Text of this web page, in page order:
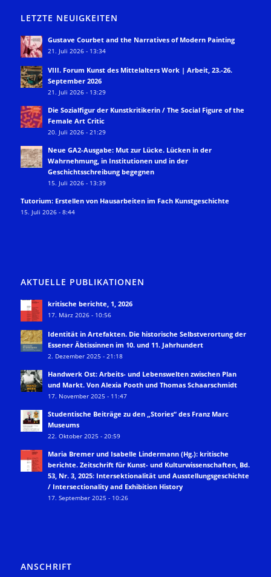
LETZTE NEUIGKEITEN
Gustave Courbet and the Narratives of Modern Painting
21. Juli 2026 - 13:34
VIII. Forum Kunst des Mittelalters Work | Arbeit, 23.-26.
September 2026
21. Juli 2026 - 13:29
Die Sozialfigur der Kunstkritikerin / The Social Figure of the
Female Art Critic
20. Juli 2026 - 21:29
Neue GA2-Ausgabe: Mut zur Lücke. Lücken in der
Wahrnehmung, in Institutionen und in der
Geschichtsschreibung begegnen
15. Juli 2026 - 13:39
Tutorium: Erstellen von Hausarbeiten im Fach Kunstgeschichte
15. Juli 2026 - 8:44
AKTUELLE PUBLIKATIONEN
kritische berichte, 1, 2026
17. März 2026 - 10:56
Identität in Artefakten. Die historische Selbstverortung der
Essener Äbtissinnen im 10. und 11. Jahrhundert
2. Dezember 2025 - 21:18
Handwerk Ost: Arbeits- und Lebenswelten zwischen Plan
und Markt. Von Alexia Pooth und Thomas Schaarschmidt
17. November 2025 - 11:47
Studentische Beiträge zu den „Stories“ des Franz Marc
Museums
22. Oktober 2025 - 20:59
Maria Bremer und Isabelle Lindermann (Hg.): kritische
berichte. Zeitschrift für Kunst- und Kulturwissenschaften, Bd.
53, Nr. 3, 2025: Intersektionalität und Ausstellungsgeschichte
/ Intersectionality and Exhibition History
17. September 2025 - 10:26
ANSCHRIFT